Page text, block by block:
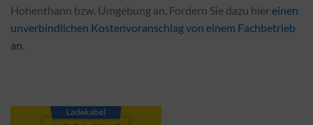
Hohenthann bzw. Umgebung an. Fordern Sie dazu hiereinen
unverbindlichen Kostenvoranschlag von einem Fachbetrieb
an.